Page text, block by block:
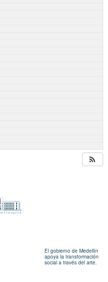
El gobierno de Medellín
apoya la transformación
social a través del arte.